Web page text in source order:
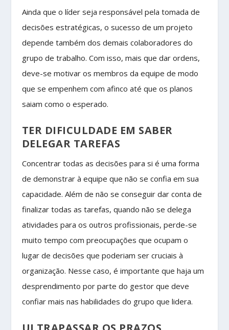
Ainda que o líder seja responsável pela tomada de
decisões estratégicas, o sucesso de um projeto
depende também dos demais colaboradores do
grupo de trabalho. Com isso, mais que dar ordens,
deve-se motivar os membros da equipe de modo
que se empenhem com afinco até que os planos
saiam como o esperado.
TER DIFICULDADE EM SABER
DELEGAR TAREFAS
Concentrar todas as decisões para si é uma forma
de demonstrar à equipe que não se confia em sua
capacidade. Além de não se conseguir dar conta de
finalizar todas as tarefas, quando não se delega
atividades para os outros profissionais, perde-se
muito tempo com preocupações que ocupam o
lugar de decisões que poderiam ser cruciais à
organização. Nesse caso, é importante que haja um
desprendimento por parte do gestor que deve
confiar mais nas habilidades do grupo que lidera.